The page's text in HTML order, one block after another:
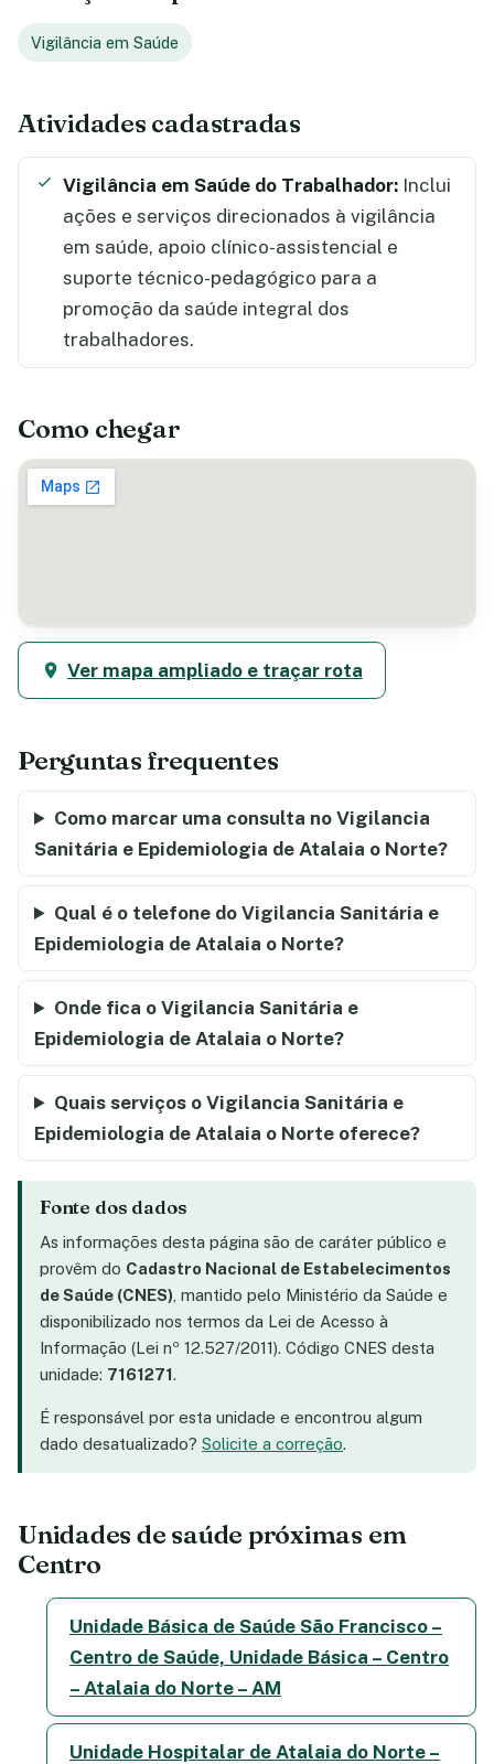
Vigilância em Saúde
Atividades cadastradas
Vigilância em Saúde do Trabalhador: Inclui
ações e serviços direcionados à vigilância
em saúde, apoio clínico-assistencial e
suporte técnico-pedagógico para a
promoção da saúde integral dos
trabalhadores.
Como chegar
Ver mapa ampliado e traçar rota
Perguntas frequentes
Como marcar uma consulta no Vigilancia
Sanitária e Epidemiologia de Atalaia o Norte?
Qual é o telefone do Vigilancia Sanitária e
Epidemiologia de Atalaia o Norte?
Onde fica o Vigilancia Sanitária e
Epidemiologia de Atalaia o Norte?
Quais serviços o Vigilancia Sanitária e
Epidemiologia de Atalaia o Norte oferece?
Fonte dos dados
As informações desta página são de caráter público e
provêm do Cadastro Nacional de Estabelecimentos
de Saúde (CNES) , mantido pelo Ministério da Saúde e
disponibilizado nos termos da Lei de Acesso à
Informação (Lei nº 12.527/2011). Código CNES desta
unidade: 7161271.
É responsável por esta unidade e encontrou algum
dado desatualizado? Solicite a correção.
Unidades de saúde próximas em
Centro
Unidade Básica de Saúde São Francisco –
Centro de Saúde, Unidade Básica – Centro
– Atalaia do Norte – AM
Unidade Hospitalar de Atalaia do Norte –